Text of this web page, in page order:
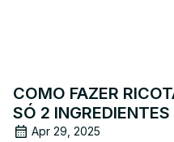
COMO FAZER
SÓ 2
Apr 29, 2025